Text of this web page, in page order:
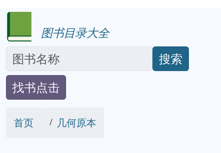
图书目录大全
搜索
找书点击
首页 几何原本